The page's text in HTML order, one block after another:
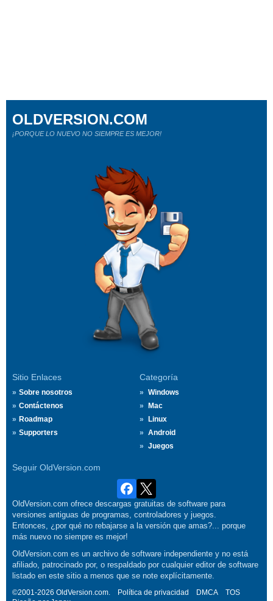
Sitio Enlaces
Sobre nosotros
Contáctenos
Roadmap
Supporters
Categoría
Windows
Mac
Linux
Android
Juegos
Seguir OldVersion.com
OLDVERSION.COM
¡PORQUE LO NUEVO NO SIEMPRE ES MEJOR!
OldVersion.com ofrece descargas gratuitas de software para
versiones antiguas de programas, controladores y juegos.
Entonces, ¿por qué no rebajarse a la versión que amas?... porque
más nuevo no siempre es mejor!
OldVersion.com es un archivo de software independiente y no está
afiliado, patrocinado por, o respaldado por cualquier editor de software
listado en este sitio a menos que se note explícitamente.
©2001-2026 OldVersion.com. Política de privacidad DMCA
TOS